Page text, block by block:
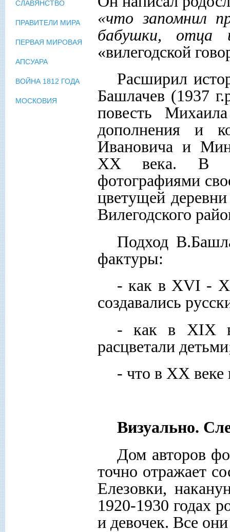
«что запомнил
бабушки, отца
«вилегодской
Расширил
Башлачев (1937
повесть
дополнения и
Ивановича и
ХХ века. В
фотографиями
цветущей
Вилегодского
Подход
фактуры:
- как в XVI -
создавались
- как в XIX
расцветали
- что в ХХ веке
Визуально.
Дом авторов
точно отражает
Елезовки,
1920-1930 годах
и девочек. Все
СЛАВЯНСТВО
ПРАВИТЕЛИ МИРА
ПЕРВАЯ МИРОВАЯ
АПСУАРА
ВОЙНА 1812 ГОДА
МОСКОВИЯ